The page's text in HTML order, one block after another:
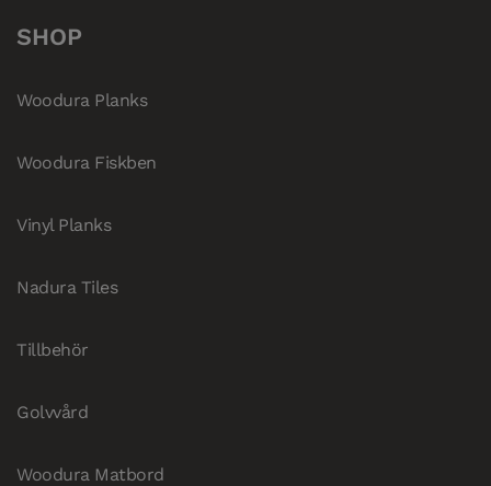
SHOP
Woodura Planks
Woodura Fiskben
Vinyl Planks
Nadura Tiles
Tillbehör
Golvvård
Woodura Matbord